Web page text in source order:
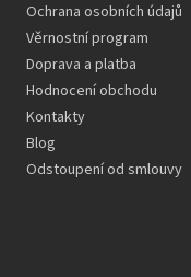
Ochrana osobních údajů
Věrnostní program
Doprava a platba
Hodnocení obchodu
Kontakty
Blog
Odstoupení od smlouvy